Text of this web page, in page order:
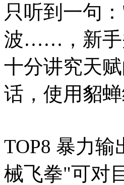
只听到一句
波……，新手
十分讲究天
话，使用貂
TOP8 暴力
械飞拳"可对